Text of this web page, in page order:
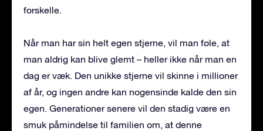
forskelle.
Når man har sin helt egen stjerne, vil man føle, at
man aldrig kan blive glemt – heller ikke når man en
dag er væk. Den unikke stjerne vil skinne i millioner
af år, og ingen andre kan nogensinde kalde den sin
egen. Generationer senere vil den stadig være en
smuk påmindelse til familien om, at denne